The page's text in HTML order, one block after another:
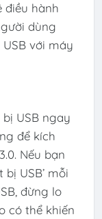
điều hành
dùng
với máy
USB ngay
để kích
Nếu bạn
USB’ mỗi
đừng lo
có thể khiến